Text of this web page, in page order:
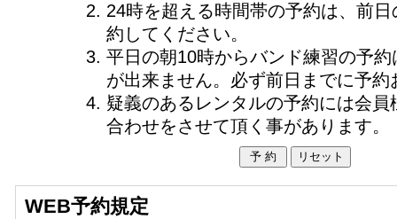
24時を超える時間帯の予約は、前
約してください。
平日の朝10時からバンド練習の予
が出来ません。必ず前日までに予約
疑義のあるレンタルの予約には会員
合わせをさせて頂く事があります。
WEB予約規定